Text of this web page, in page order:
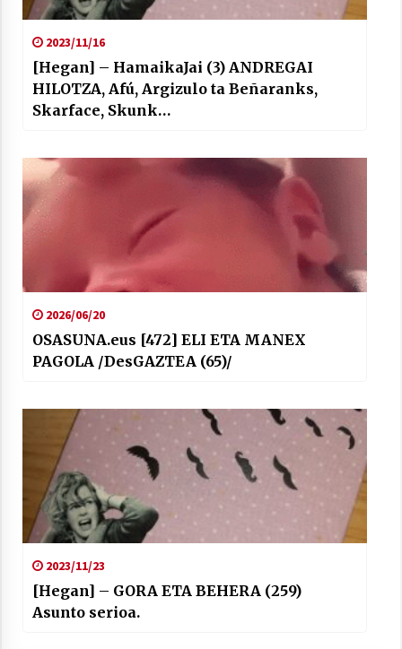
2023/11/16
[Hegan] – HamaikaJai (3) ANDREGAI
HILOTZA, Afú, Argizulo ta Beñaranks,
Skarface, Skunk…
2026/06/20
OSASUNA.eus [472] ELI ETA MANEX
PAGOLA /DesGAZTEA (65)/
2023/11/23
[Hegan] – GORA ETA BEHERA (259)
Asunto serioa.